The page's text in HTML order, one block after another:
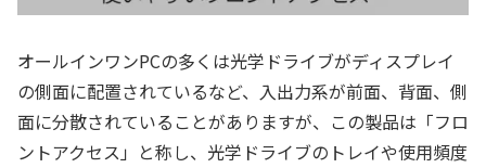
オールインワンPCの多くは光学ドライブがディスプレイ
の側面に配置されているなど、入出力系が前面、背面、側
面に分散されていることがありますが、この製品は「フロ
ントアクセス」と称し、光学ドライブのトレイや使用頻度